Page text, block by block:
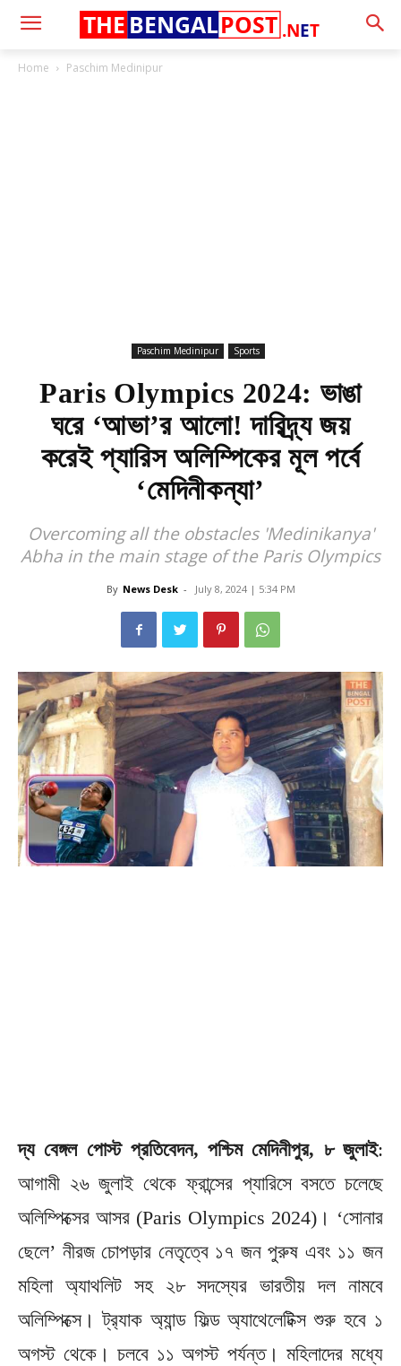
.NET
THE BENGALPOST
Home Paschim Medinipur
Paschim Medinipur Sports
Paris Olympics 2024: ভাঙা
ঘরে ‘আভা’র আলো! দারিদ্র্য জয়
করেই প্যারিস অলিম্পিকের মূল পর্বে
‘মেদিনীকন্যা’
Overcoming all the obstacles 'Medinikanya'
Abha in the main stage of the Paris Olympics
By News Desk - July 8, 2024 | 5:34 PM
দ্য বেঙ্গল পোস্ট প্রতিবেদন, পশ্চিম মেদিনীপুর, ৮ জুলাই:
আগামী ২৬ জুলাই থেকে ফ্রান্সের প্যারিসে বসতে চলেছে
অলিম্পিক্সের আসর (Paris Olympics 2024)। ‘সোনার
ছেলে’ নীরজ চোপড়ার নেতৃত্বে ১৭ জন পুরুষ এবং ১১ জন
মহিলা অ্যাথলিট সহ ২৮ সদস্যের ভারতীয় দল নামবে
অলিম্পিক্সে। ট্র‌্যাক অ‌্যান্ড ফিল্ড অ্যাথেলেটিক্স শুরু হবে ১
অগস্ট থেকে। চলবে ১১ অগস্ট পর্যন্ত। মহিলাদের মধ্যে